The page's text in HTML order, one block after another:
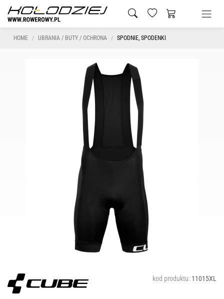
HOME UBRANIA / BUTY / OCHRONA SPODNIE, SPODENKI
kod produktu: 11015XL